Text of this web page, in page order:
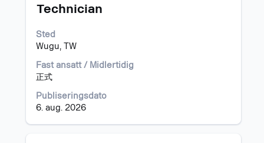
av
tasten
Tittel
Technician
Sted
Wugu, TW
Fast ansatt / Midlertidig
正式
Publiseringsdato
6. aug. 2026
Velg
mellomromstasten
for
vise
det
innholdet
i
jobbinformasjonen.